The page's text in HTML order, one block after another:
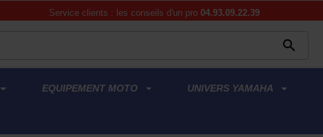
Service clients : les conseils d'un pro 04.93.09.22.39

EQUIPEMENT MOTO UNIVERS YAMAHA